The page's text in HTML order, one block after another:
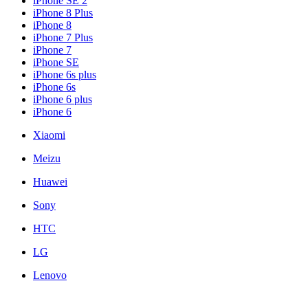
iPhone 8 Plus
iPhone 8
iPhone 7 Plus
iPhone 7
iPhone SE
iPhone 6s plus
iPhone 6s
iPhone 6 plus
iPhone 6
Xiaomi
Meizu
Huawei
Sony
HTC
LG
Lenovo